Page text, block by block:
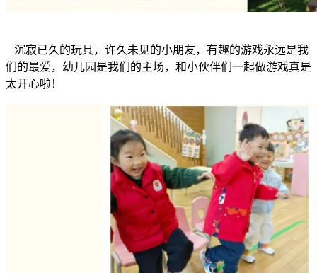
沉寂已久的玩具，许久未见的小朋友，有趣的游戏永远是我
们的最爱，幼儿园是我们的主场，和小伙伴们一起做游戏真是
太开心啦！